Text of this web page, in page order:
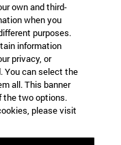
own and third-
when you
purposes.
information
privacy, or
You can select the
all. This banner
the two options.
please visit